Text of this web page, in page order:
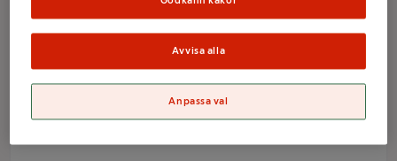
550g Kronfågel
Avvisa alla
Anpassa val